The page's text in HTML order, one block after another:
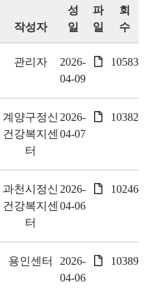
작성자
성
일
파
일
회
수
관리자
2026-
04-09
10583
계양구정신
건강복지센
터
2026-
04-07
10382
과천시정신
건강복지센
터
2026-
04-06
10246
용인센터
2026-
04-06
10389